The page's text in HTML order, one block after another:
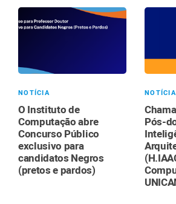
NOTÍCIA
O Instituto de
Computação abre
Concurso Público
exclusivo para
candidatos Negros
(pretos e pardos)
NOTÍCIA
Pós-